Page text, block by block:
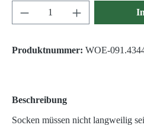
Produkt Anzahl: Gib
Produktnummer: WOE-
Beschreibung
Socken müssen nicht langweilig